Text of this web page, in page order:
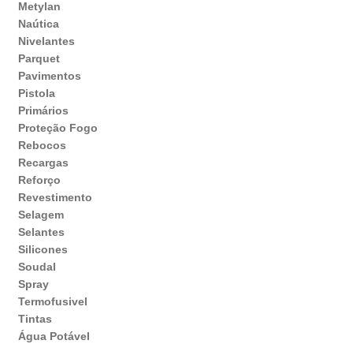
Metylan
Naútica
Nivelantes
Parquet
Pavimentos
Pistola
Primários
Proteção Fogo
Rebocos
Recargas
Reforço
Revestimento
Selagem
Selantes
Silicones
Soudal
Spray
Termofusivel
Tintas
Água Potável